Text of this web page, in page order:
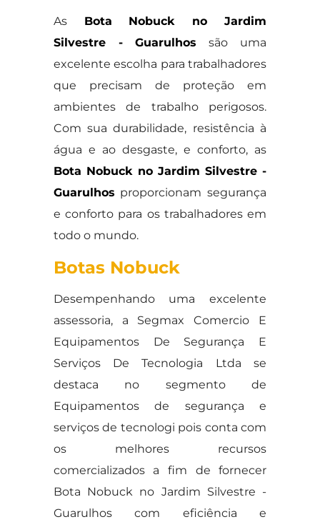
AsBota Nobuck no Jardim
Silvestre - Guarulhos são uma
excelente escolha para trabalhadores
que precisam de proteção em
ambientes de trabalho perigosos.
Com sua durabilidade, resistência à
água e ao desgaste, e conforto, as
Bota Nobuck no Jardim Silvestre -
Guarulhos proporcionam segurança
e conforto para os trabalhadores em
todo o mundo.
Botas Nobuck
Desempenhando uma excelente
assessoria, a Segmax Comercio E
Equipamentos De Segurança E
Serviços De Tecnologia Ltda se
destaca no segmento de
Equipamentos de segurança e
serviços de tecnologi pois conta com
os melhores recursos
comercializados a fim de fornecer
Bota Nobuck no Jardim Silvestre -
Guarulhos com eficiência e